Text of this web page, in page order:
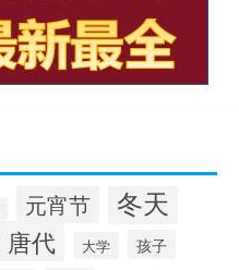
元宵节 冬天
唐代 大学 孩子